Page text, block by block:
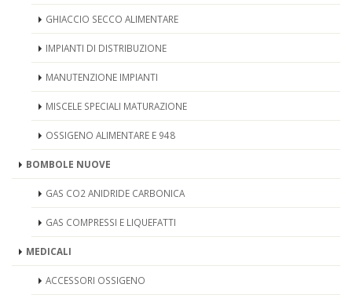
GHIACCIO SECCO ALIMENTARE
IMPIANTI DI DISTRIBUZIONE
MANUTENZIONE IMPIANTI
MISCELE SPECIALI MATURAZIONE
OSSIGENO ALIMENTARE E 948
BOMBOLE NUOVE
GAS CO2 ANIDRIDE CARBONICA
GAS COMPRESSI E LIQUEFATTI
MEDICALI
ACCESSORI OSSIGENO